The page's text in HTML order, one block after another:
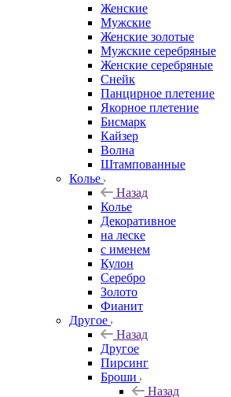
Женские
Мужские
Женские золотые
Мужские серебряные
Женские серебряные
Снейк
Панцирное плетение
Якорное плетение
Бисмарк
Кайзер
Волна
Штампованные
Колье
Назад
Колье
Декоративное
на леске
с именем
Кулон
Серебро
Золото
Фианит
Другое
Назад
Другое
Пирсинг
Броши
Назад